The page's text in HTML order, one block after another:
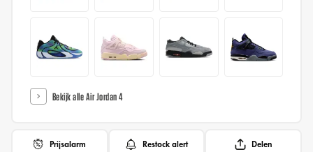
Bekijk alle Air Jordan 4
Prijsalarm Restock alert Delen